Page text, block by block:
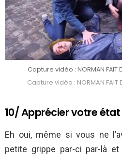
Capture vidéo : NORMAN FAIT
Capture vidéo : NORMAN FAIT
10/ Apprécier votre état
Eh oui, même si vous ne
petite grippe par-ci par-là